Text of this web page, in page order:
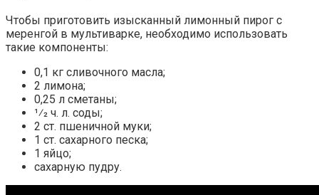
Чтобы приготовить изысканный лимонный пирог с
меренгой в мультиварке, необходимо использовать
такие компоненты:
0,1 кг сливочного масла;
2 лимона;
0,25 л сметаны;
1⁄2 ч. л. соды;
2 ст. пшеничной муки;
1 ст. сахарного песка;
1 яйцо;
сахарную пудру.